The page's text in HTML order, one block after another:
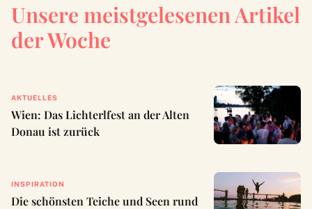
Unsere meistgelesenen Artikel
der Woche
AKTUELLES
Wien: Das Lichterlfest an der Alten
Donau ist zurück
INSPIRATION
Die schönsten Teiche und Seen rund